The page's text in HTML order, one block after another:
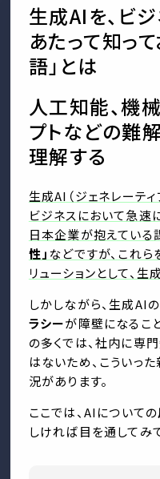
生成AIを、ビ
あたって知っ
語」とは
人工知能、機
プトなどの難
理解する
生成AI（ジェネレーテ
ビジネスにおいて急速
日本企業が抱えている
性」 などですが、これら
リューションとして、
しかしながら、生成AI
ラシーが障壁になるこ
の多くでは、社内に専
はないため、こういっ
況があります。
ここでは、AIについての
しければ目を通してみ